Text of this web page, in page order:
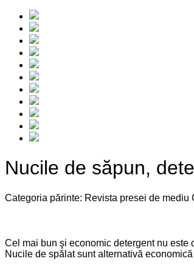
Nucile de săpun,
Categoria părinte: Revista presei de mediu
Cel mai bun şi economic detergent nu
Nucile de spălat sunt alternativă